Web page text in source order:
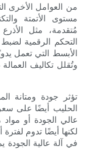
من العوامل الأخرى
مستوى الأتمتة
مُتقدمة، مثل
التحكم الرقمية
الأبسط التي تعمل
وتُقلل تكاليف
تؤثر جودة ومتانة
الحليب أيضًا على
عالي الجودة أو مواد
لكنها أيضًا تدوم
في آلة عالية